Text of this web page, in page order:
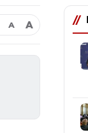
Α Α //